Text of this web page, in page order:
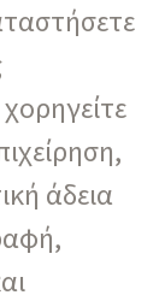
άδεια